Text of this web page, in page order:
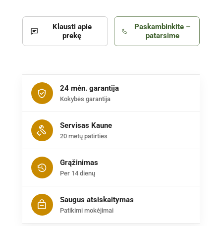
Klausti apie
prekę
Paskambinkite –
patarsime
24 mėn. garantija
Kokybės garantija
Servisas Kaune
20 metų patirties
Grąžinimas
Per 14 dienų
Saugus atsiskaitymas
Patikimi mokėjimai